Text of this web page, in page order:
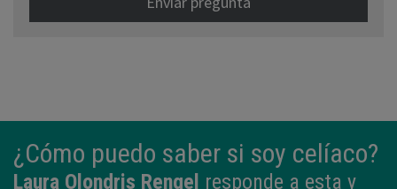
¿Cómo puedo saber si soy celíaco?
Laura Olondris Rengel responde a esta y